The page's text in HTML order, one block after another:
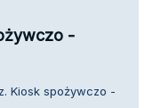
-
Kiosk spożywczo -